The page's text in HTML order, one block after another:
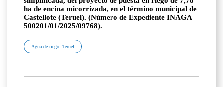
ha de encina micorrizada, en el término municipal de
Castellote (Teruel). (Número de Expediente INAGA
500201/01/2025/09768).
Agua de riego; Teruel